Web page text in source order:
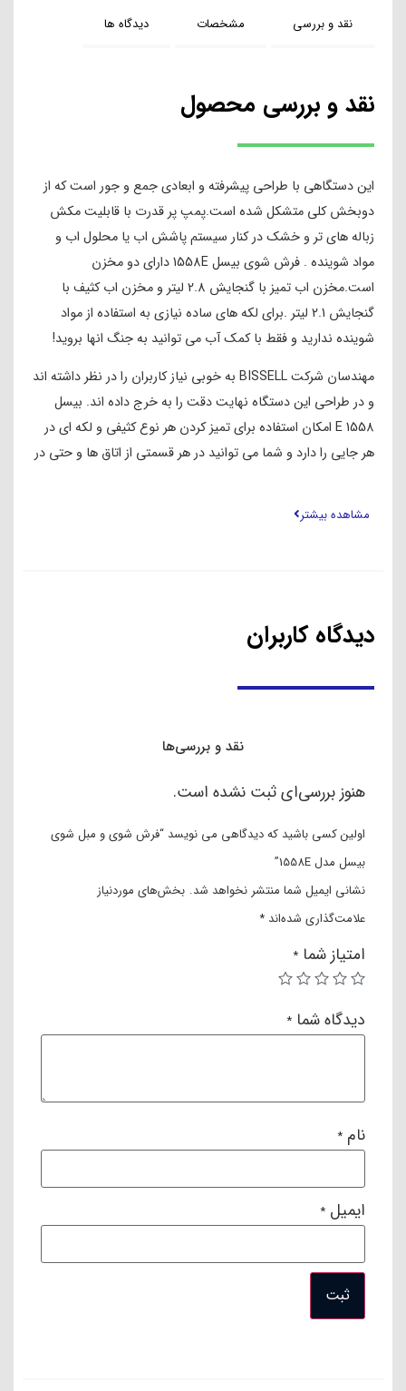
نقد و بررسی مشخصات دیدگاه ها
نقد و بررسی محصول
این دستگاهی با طراحی پیشرفته و ابعادی جمع و جور است که از
دوبخش کلی متشکل شده است.پمپ پر قدرت با قابلیت مکش
زباله های تر و خشک در کنار سیستم پاشش اب یا محلول اب و
مواد شوینده . فرش شوی بیسل 1558E دارای دو مخزن
است.مخزن اب تمیز با گنجایش 2.8 لیتر و مخزن اب کثیف با
گنجایش 2.1 لیتر .برای لکه های ساده نیازی به استفاده از مواد
شوینده ندارید و فقط با کمک آب می توانید به جنگ انها بروید!
مهندسان شرکت BISSELL به خوبی نیاز کاربران را در نظر داشته اند
و در طراحی این دستگاه نهایت دقت را به خرج داده اند. بیسل
1558 E امکان استفاده برای تمیز کردن هر نوع کثیفی و لکه ای در
هر جایی را دارد و شما می توانید در هر قسمتی از اتاق ها و حتی در
مشاهده بیشتر
دیدگاه کاربران
نقد و بررسی‌ها
هنوز بررسی‌ای ثبت نشده است.
اولین کسی باشید که دیدگاهی می نویسد “فرش شوی و مبل شوی
بیسل مدل 1558E”
نشانی ایمیل شما منتشر نخواهد شد. بخش‌های موردنیاز
علامت‌گذاری شده‌اند *
امتیاز شما *
دیدگاه شما *
نام *
ایمیل *